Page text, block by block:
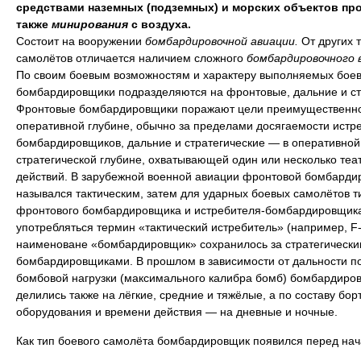
средствами наземных (подземных) и морских объектов
также минирования с воздуха.
Состоит на вооружении бомбардировочной авиации. От других
самолётов отличается наличием сложного бомбардировочного
По своим боевым возможностям и характеру выполняемых
бомбардировщики подразделяются на фронтовые, дальние и
Фронтовые бомбардировщики поражают цели
оперативной глубине, обычно за пределами досягаемости
бомбардировщиков, дальние и стратегические — в
стратегической глубине, охватывающей один или несколько
действий. В зарубежной военной авиации фронтовой
назывался тактическим, затем для ударных боевых самолётов
фронтового бомбардировщика и истребителя-
употребляться термин «тактический истребитель» (например,
наименоване «бомбардировщик» сохранилось за
бомбардировщиками. В прошлом в зависимости от дальности
бомбовой нагрузки (максимального калибра бомб)
делились также на лёгкие, средние и тяжёлые, а по составу
оборудования и времени действия — на дневные и ночные.
Как тип боевого самолёта бомбардировщик появился перед